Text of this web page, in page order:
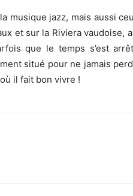
musique jazz, mais aussi
et sur la Riviera vaudoise,
que le temps s’est
situé pour ne jamais
il fait bon vivre !